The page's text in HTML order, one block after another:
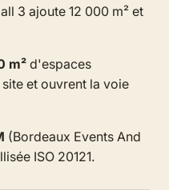
3 ajoute 12 000 m² et
m²d'espaces
et ouvrent la voie
(Bordeaux Events And
ISO 20121.